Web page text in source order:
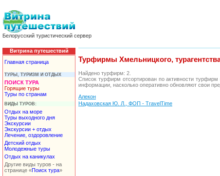
Белорусский туристический сервер
Витрина путешествий
Главная страница
ТУРЫ, ТУРИЗМ И ОТДЫХ
ПОИСК ТУРА
Горящие туры
Туры по странам
ВИДЫ ТУРОВ:
Отдых на море
Туры выходного дня
Экскурсии
Экскурсии + отдых
Лечение, оздоровление
Детский отдых
Молодежные туры
Отдых на каникулах
Другие виды туров - на
странице «Поиск тура»
Турфирмы Хмельницкого,
Найдено турфирм: 2.
Список турфирм отсортирован по активности
информации, насколько оперативно обновляют свои
Алекон
Надаховская Ю. Л., ФОП - TravelTime